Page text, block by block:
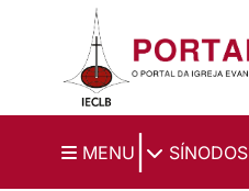
Ir para o conteúdo principal
MENU SÍNODOS